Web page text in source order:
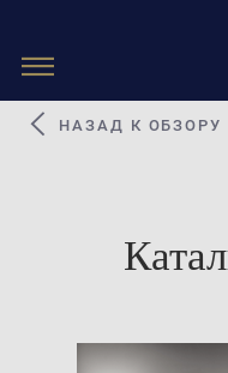
Toggle
НАЗАД К ОБЗОРУ